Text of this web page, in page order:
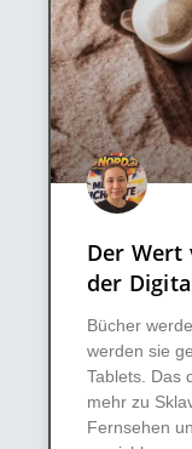
Der Wert
der
Bücher
werden sie
Tablets. Das
mehr zu
Fernsehen